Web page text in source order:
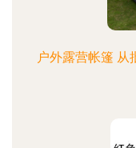
户外露营帐篷 从